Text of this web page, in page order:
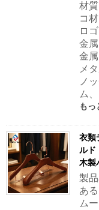
材
コ
ロ
金
金
メ
ノ
ム
もっ
衣類
ルド
木製
製
あ
ム